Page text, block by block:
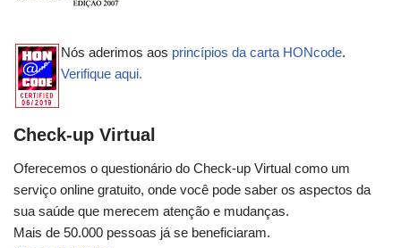
Nós aderimos aos princípios da carta HONcode.
Verifique aqui.
Check-up Virtual
Oferecemos o questionário do Check-up Virtual como um
serviço online gratuito, onde você pode saber os aspectos da
sua saúde que merecem atenção e mudanças.
Mais de 50.000 pessoas já se beneficiaram.